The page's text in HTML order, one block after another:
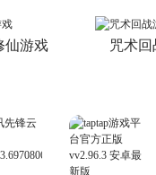
仙游戏 咒术